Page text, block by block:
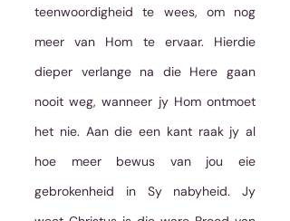
teenwoordigheid te wees, om nog
meer van Hom te ervaar. Hierdie
dieper verlange na die Here gaan
nooit weg, wanneer jy Hom ontmoet
het nie. Aan die een kant raak jy al
hoe meer bewus van jou eie
gebrokenheid in Sy nabyheid. Jy